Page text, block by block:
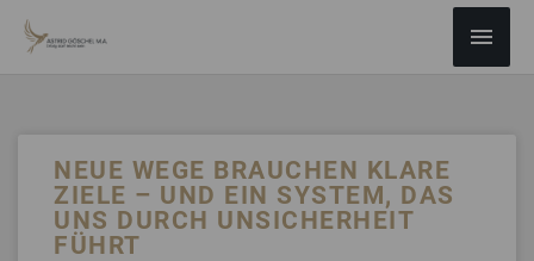
INHALT
NEUE WEGE BRAUCHEN KLARE
ZIELE – UND EIN SYSTEM, DAS
UNS DURCH UNSICHERHEIT
FÜHRT